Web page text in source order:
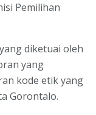
Pemilihan
diketuai oleh
yang
kode etik yang
Gorontalo.